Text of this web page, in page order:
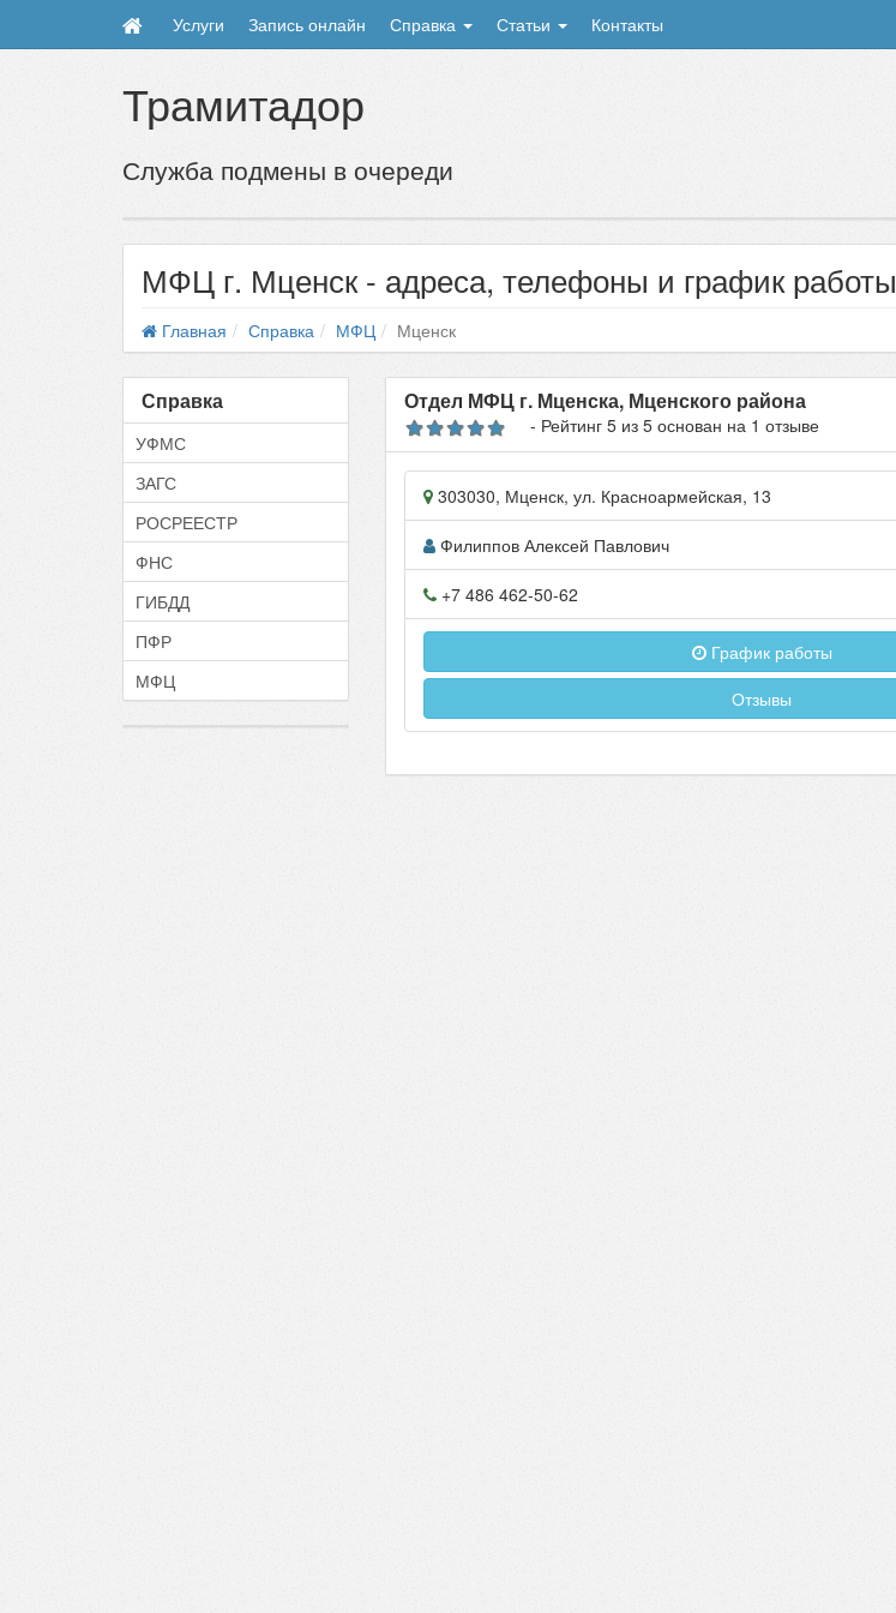
Услуги Запись онлайн Справка Статьи Контакты
Трамитадор
Служба подмены в очереди
МФЦ г. Мценск - адреса, телефоны и график работы
Главная Справка МФЦ Мценск
Справка
УФМС
ЗАГС
РОСРЕЕСТР
ФНС
ГИБДД
ПФР
МФЦ
Отдел МФЦ г. Мценска, Мценского района
- Рейтинг 5из 5основан на 1 отзыве
303030, Мценск, ул. Красноармейская, 13
Филиппов Алексей Павлович
+7 486 462-50-62
График работы
Отзывы